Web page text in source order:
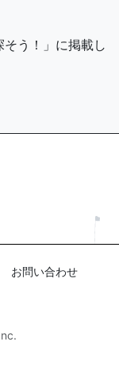
う！」に掲載し
お問い合わせ